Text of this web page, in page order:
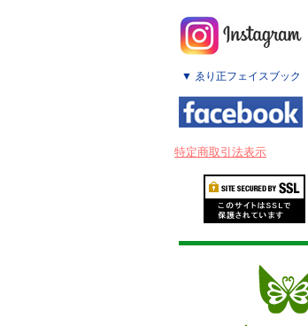
▼ ゑり正フェイスブック
特定商取引法表示